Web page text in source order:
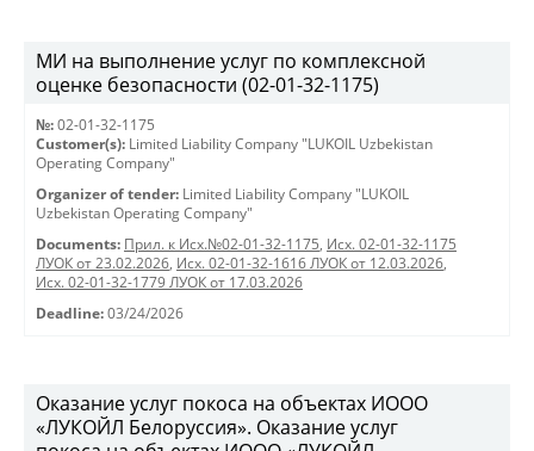
МИ на выполнение услуг по комплексной
оценке безопасности (02-01-32-1175)
№: 02-01-32-1175
Customer(s): Limited Liability Company "LUKOIL Uzbekistan
Operating Company"
Organizer of tender: Limited Liability Company "LUKOIL
Uzbekistan Operating Company"
Documents: Прил. к Исх.№02-01-32-1175, Исх. 02-01-32-1175
ЛУОК от 23.02.2026, Исх. 02-01-32-1616 ЛУОК от 12.03.2026,
Исх. 02-01-32-1779 ЛУОК от 17.03.2026
Deadline: 03/24/2026
Оказание услуг покоса на объектах ИООО
«ЛУКОЙЛ Белоруссия». Оказание услуг